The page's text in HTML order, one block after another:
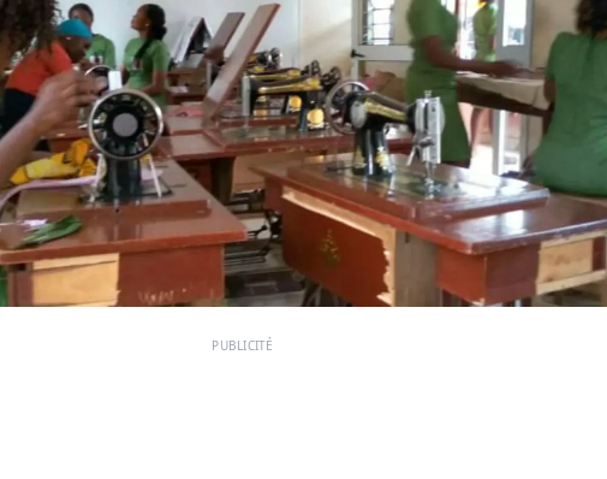
PUBLICITÉ